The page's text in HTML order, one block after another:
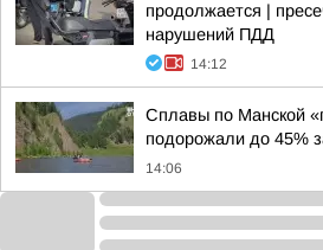
продолжается |
нарушений ПДД
14:12
Сплавы по Манской
подорожали до 45%
14:06